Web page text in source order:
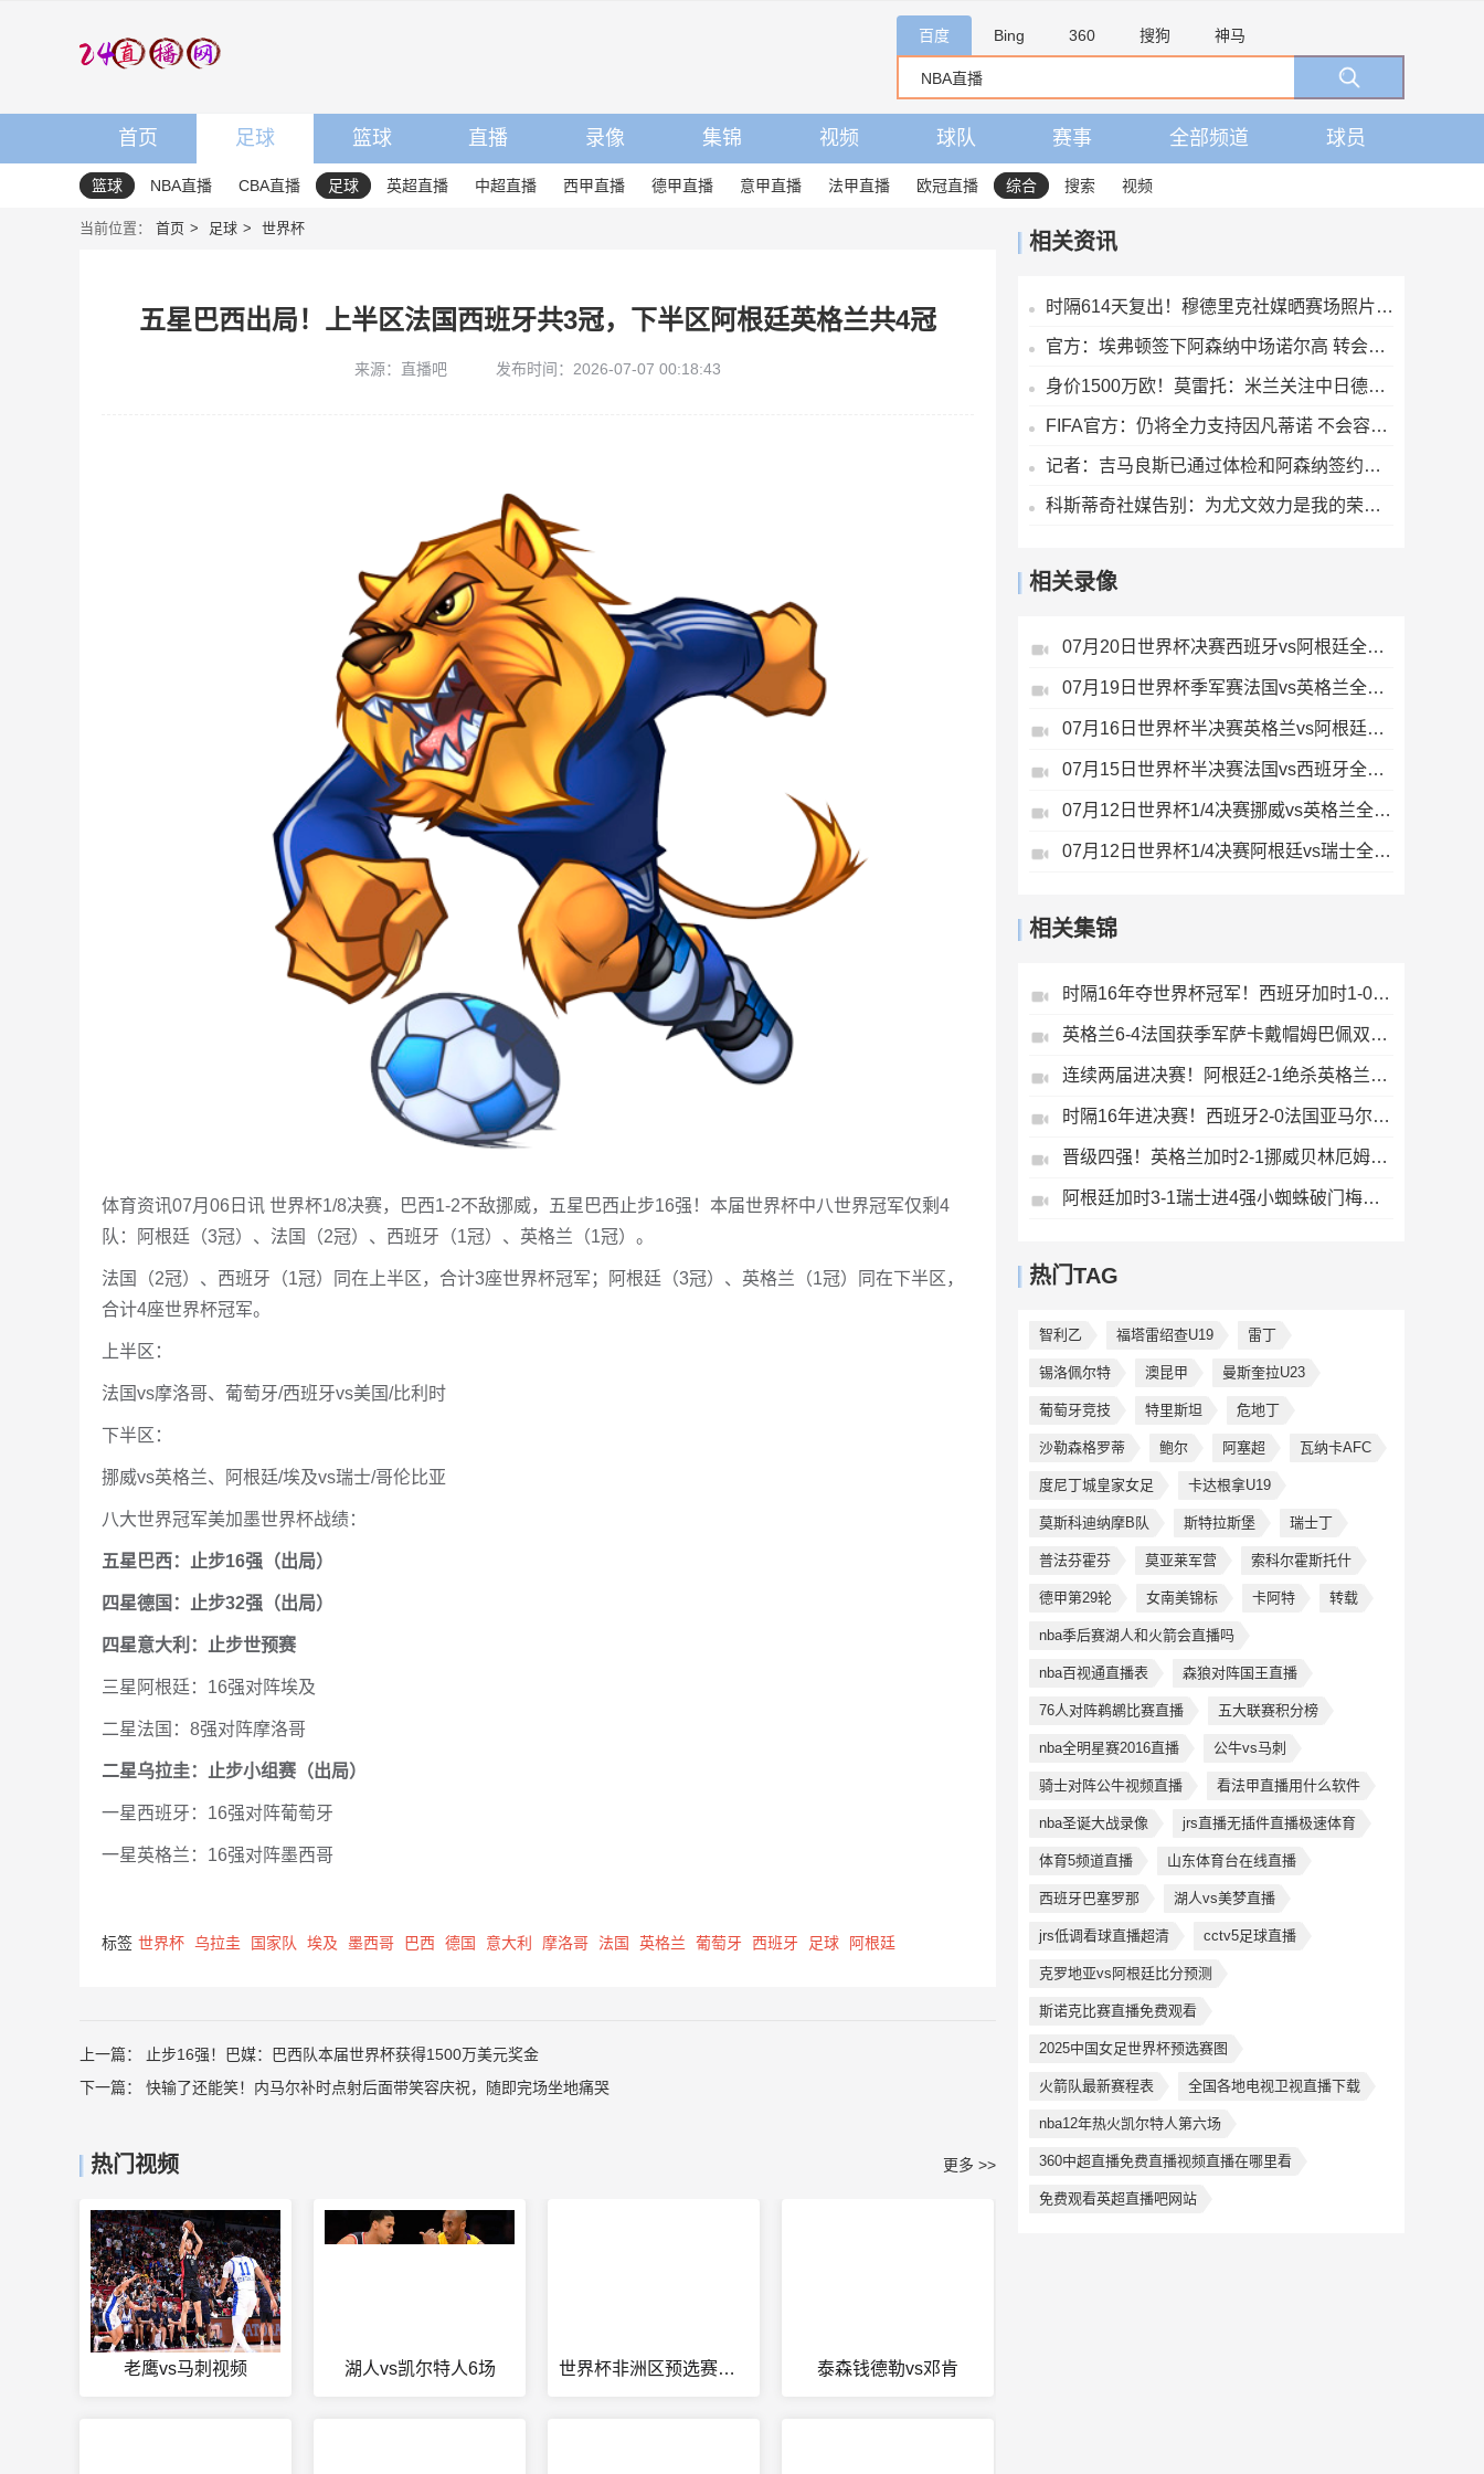
百度 Bing 360 搜狗 神马
首页 足球 篮球 直播 录像 集锦 视频 球队 赛事 全部频道 球员
篮球 NBA直播 CBA直播 足球 英超直播 中超直播 西甲直播 德甲直播 意甲直播 法甲直播 欧冠直播 综合 搜索 视频
当前位置： 首页 足球 世界杯
五星巴西出局！上半区法国西班牙共3冠，下半区阿根廷英格兰共4冠
来源：直播吧 发布时间：2026-07-07 00:18:43
体育资讯07月06日讯 世界杯1/8决赛，巴西1-2不敌挪威，五星巴西止步16强！本届世界杯中八世界冠军仅剩4
队：阿根廷（3冠）、法国（2冠）、西班牙（1冠）、英格兰（1冠）。
法国（2冠）、西班牙（1冠）同在上半区，合计3座世界杯冠军；阿根廷（3冠）、英格兰（1冠）同在下半区，
合计4座世界杯冠军。
上半区：
法国vs摩洛哥、葡萄牙/西班牙vs美国/比利时
下半区：
挪威vs英格兰、阿根廷/埃及vs瑞士/哥伦比亚
八大世界冠军美加墨世界杯战绩：
五星巴西：止步16强（出局）
四星德国：止步32强（出局）
四星意大利：止步世预赛
三星阿根廷：16强对阵埃及
二星法国：8强对阵摩洛哥
二星乌拉圭：止步小组赛（出局）
一星西班牙：16强对阵葡萄牙
一星英格兰：16强对阵墨西哥
标签 世界杯 乌拉圭 国家队 埃及 墨西哥 巴西 德国 意大利 摩洛哥 法国 英格兰 葡萄牙 西班牙 足球 阿根廷
上一篇：
止步16强！巴媒：巴西队本届世界杯获得1500万美元奖金
下一篇： 快输了还能笑！内马尔补时点射后面带笑容庆祝，随即完场坐地痛哭
热门视频 更多 >>
老鹰vs马刺视频 湖人vs凯尔特人6场 世界杯非洲区预选赛积分排名 泰森钱德勒vs邓肯
相关资讯
时隔614天复出！穆德里克社媒晒赛场照片：好久不见
官方：埃弗顿签下阿森纳中场诺尔高 转会费700万镑签约2年
身价1500万欧！莫雷托：米兰关注中日德兰的智利前锋奥索里奥
FIFA官方：仍将全力支持因凡蒂诺 不会容忍外界对FIFA诚信的攻击
记者：吉马良斯已通过体检和阿森纳签约，7500万镑分期3年支付
科斯蒂奇社媒告别：为尤文效力是我的荣幸，感谢大家的支持
相关录像
07月20日世界杯决赛西班牙vs阿根廷全场录像
07月19日世界杯季军赛法国vs英格兰全场录像
07月16日世界杯半决赛英格兰vs阿根廷全场录像
07月15日世界杯半决赛法国vs西班牙全场录像
07月12日世界杯1/4决赛挪威vs英格兰全场录像
07月12日世界杯1/4决赛阿根廷vs瑞士全场录像
相关集锦
时隔16年夺世界杯冠军！西班牙加时1-0阿根廷费兰制胜恩佐染红
英格兰6-4法国获季军萨卡戴帽姆巴佩双响创纪录奥利塞2助+失良机
连续两届进决赛！阿根廷2-1绝杀英格兰劳塔罗恩佐破门梅西两助攻
时隔16年进决赛！西班牙2-0法国亚马尔造点奥亚萨瓦尔、波罗破门
晋级四强！英格兰加时2-1挪威贝林厄姆连场双响谢尔德鲁普破门
阿根廷加时3-1瑞士进4强小蜘蛛破门梅西助攻麦卡恩博洛假摔染红
热门TAG
智利乙 福塔雷绍查U19 雷丁
锡洛佩尔特 澳昆甲 曼斯奎拉U23
葡萄牙竞技 特里斯坦 危地丁
沙勒森格罗蒂 鲍尔 阿塞超 瓦纳卡AFC
度尼丁城皇家女足 卡达根拿U19
莫斯科迪纳摩B队 斯特拉斯堡 瑞士丁
普法芬霍芬 莫亚莱军营 索科尔霍斯托什
德甲第29轮 女南美锦标 卡阿特 转载
nba季后赛湖人和火箭会直播吗
nba百视通直播表 森狼对阵国王直播
76人对阵鹈鹕比赛直播 五大联赛积分榜
nba全明星赛2016直播 公牛vs马刺
骑士对阵公牛视频直播 看法甲直播用什么软件
nba圣诞大战录像 jrs直播无插件直播极速体育
体育5频道直播 山东体育台在线直播
西班牙巴塞罗那 湖人vs美梦直播
jrs低调看球直播超清 cctv5足球直播
克罗地亚vs阿根廷比分预测
斯诺克比赛直播免费观看
2025中国女足世界杯预选赛图
火箭队最新赛程表 全国各地电视卫视直播下载
nba12年热火凯尔特人第六场
360中超直播免费直播视频直播在哪里看
免费观看英超直播吧网站